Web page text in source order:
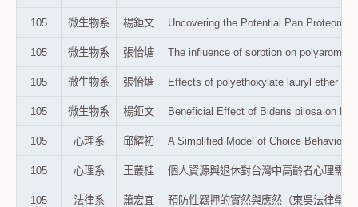
105 微生物系 楊鉅文 Uncovering the Potential Pan
105 微生物系 張怡塘 The influence of sorption on
105 微生物系 張怡塘 Effects of polyethoxylate lauryl ether
105 微生物系 楊鉅文 Beneficial Effect of Bidens pilosa on
105 心理系 邱耀初 A Simplified Model of Choice Behavior
105 心理系 王叢桂 個人資源與退休對台灣中高齡者心理需
105 法律系 蕭宏宜 預防性羈押的實然與應然（東吳法律學